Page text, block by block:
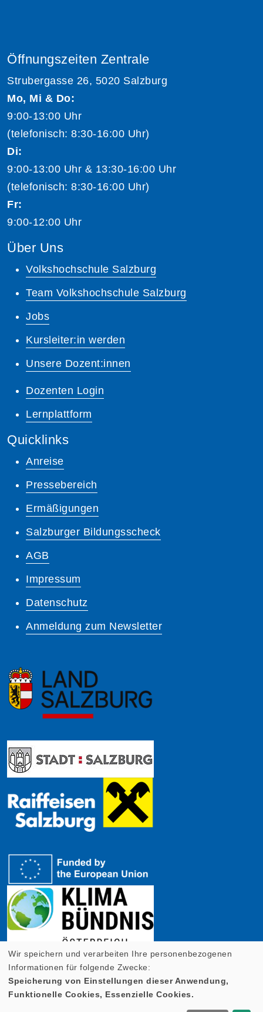
Öffnungszeiten Zentrale
Strubergasse 26, 5020 Salzburg
Mo, Mi & Do:
9:00-13:00 Uhr
(telefonisch: 8:30-16:00 Uhr)
Di:
9:00-13:00 Uhr & 13:30-16:00 Uhr
(telefonisch: 8:30-16:00 Uhr)
Fr:
9:00-12:00 Uhr
Über Uns
Volkshochschule Salzburg
Team Volkshochschule Salzburg
Jobs
Kursleiter:in werden
Unsere Dozent:innen
Dozenten Login
Lernplattform
Quicklinks
Anreise
Pressebereich
Ermäßigungen
Salzburger Bildungsscheck
AGB
Impressum
Datenschutz
Anmeldung zum Newsletter
Cookie Einstellungen
Wir speichern und verarbeiten Ihre personenbezogenen
Informationen für folgende Zwecke:
Speicherung von Einstellungen dieser Anwendung,
Funktionelle Cookies, Essenzielle Cookies.